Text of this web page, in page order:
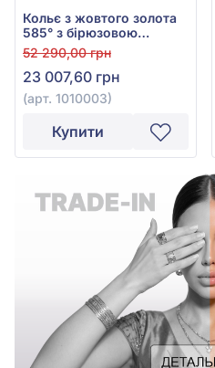
Кольє з жовтого золота
585° з бірюзовою
емаллю, арт. 1010003
52 290,00 грн
23 007,60 грн
(арт. 1010003)
Купити